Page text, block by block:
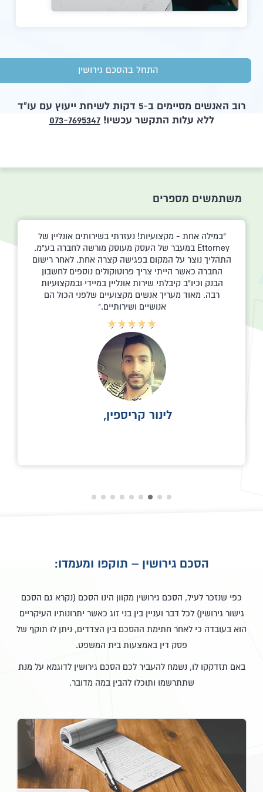
התחל בהסכם גירושין
רוב האנשים מסיימים ב-5 דקות לשיחת ייעוץ עם עו"ד
ללא עלות התקשר עכשיו!073-7695347
משתמשים מספרים
במילה אחת - מקצועיות! נעזרתי בשירותים אונליין של
Ettorney במעבר של העסק מעוסק מורשה לחברה בע"מ.
התהליך נוצר על המקום בפגישה קצרה אחת. לאחר רישום
החברה כאשר הייתי צריך פרוטוקולים נוספים לחשבון
הבנק וכיו"ב קיבלתי שירות אונליין במיידי ובמקצועיות
רבה. מאוד מעריך אנשים מקצועיים שלפני הכול הם
אנושיים ושירותיים.
לינור קריספין,
הסכם גירושין – תוקפו ומעמדו:
כפי שנזכר לעיל, הסכם גירושין מקוון הינו הסכם (נקרא גם הסכם
גישור גירושין) לכל דבר ועניין בין בני זוג כאשר יתרונותיו העיקריים
הוא בעובדה כי לאחר חתימת ההסכם בין הצדדים, ניתן לו תוקף של
פסק דין באמצעות בית המשפט.
באם תזדקקו לו, נשמח להעביר לכם הסכם גירושין לדוגמא על מנת
שתתרשמו ותוכלו להבין במה מדובר.